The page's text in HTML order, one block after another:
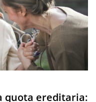
quota ereditaria: